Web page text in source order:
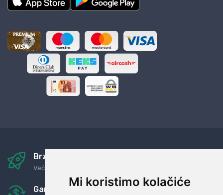
Mi koristimo kolačiće
Brza i sigurna dostava
Već za nekoliko dana kod vas
Garancija u povrat novaca